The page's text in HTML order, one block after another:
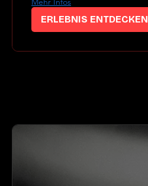
ERLEBNIS ENTDECKEN